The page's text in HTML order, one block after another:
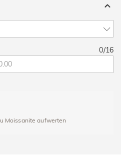
0/16
Moissanite aufwerten